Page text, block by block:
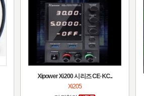
Xipower Xi200 시리즈 CE·KC..
Xi205